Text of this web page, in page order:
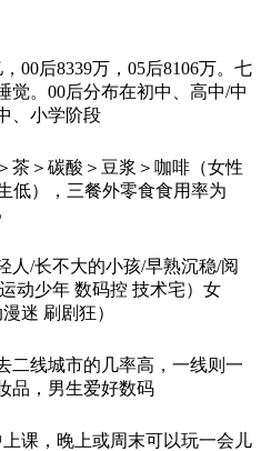
00后8339万，05后8106万。七
觉。00后分布在初中、高中/中
、小学阶段
茶＞碳酸＞豆浆＞咖啡（女性
低），三餐外零食食用率为
人/长不大的小孩/早熟沉稳/阅
动少年 数码控 技术宅）女
迷 刷剧狂）
二线城市的几率高，一线则一
品，男生爱好数码
课，晚上或周末可以玩一会儿